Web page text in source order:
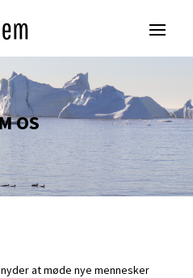
OS
at møde nye mennesker